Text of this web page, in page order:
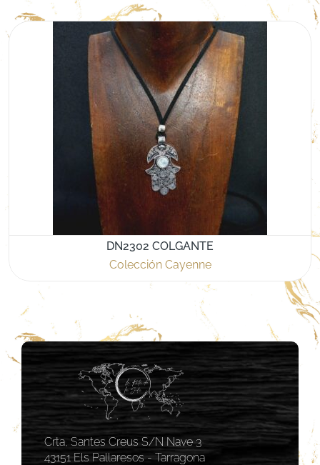
DN2302 COLGANTE
Colección Cayenne
Crta, Santes Creus S/N Nave 3
43151 Els Pallaresos - Tarragona